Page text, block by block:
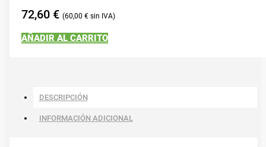
72,60 € 60,00 €
AÑADIR AL CARRITO
DESCRIPCIÓN
INFORMACIÓN ADICIONAL